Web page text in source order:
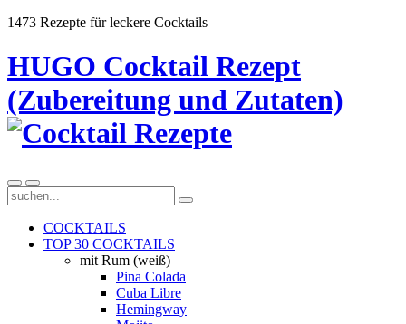
1473 Rezepte für leckere Cocktails
HUGO Cocktail Rezept
(Zubereitung und Zutaten)
COCKTAILS
TOP 30 COCKTAILS
mit Rum (weiß)
Pina Colada
Cuba Libre
Hemingway